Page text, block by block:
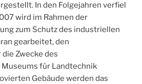
In den Folgejahren verfiel
wird im Rahmen der
zum Schutz des industriellen
gearbeitet, den
Zwecke des
für Landtechnik
Gebäude werden das